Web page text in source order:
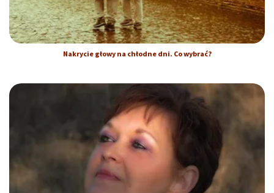
Nakrycie głowy na chłodne dni. Co wybrać?